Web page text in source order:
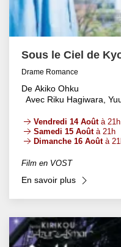
Sous le Ciel de
Drame Romance
De Akiko Ohku
Avec Riku Hagiwara,
Vendredi 14 Aoûtà 21h
Samedi 15 Aoûtà 21h
Dimanche 16 Aoûtà
Film en VOST
En savoir plus